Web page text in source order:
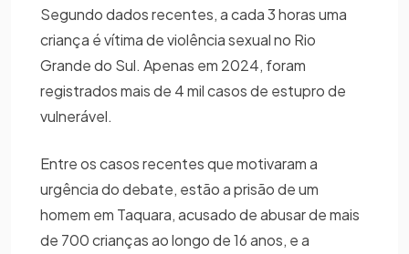
Segundo dados recentes, a cada 3 horas uma
criança é vítima de violência sexual no Rio
Grande do Sul. Apenas em 2024, foram
registrados mais de 4 mil casos de estupro de
vulnerável.
Entre os casos recentes que motivaram a
urgência do debate, estão a prisão de um
homem em Taquara, acusado de abusar de mais
de 700 crianças ao longo de 16 anos, e a